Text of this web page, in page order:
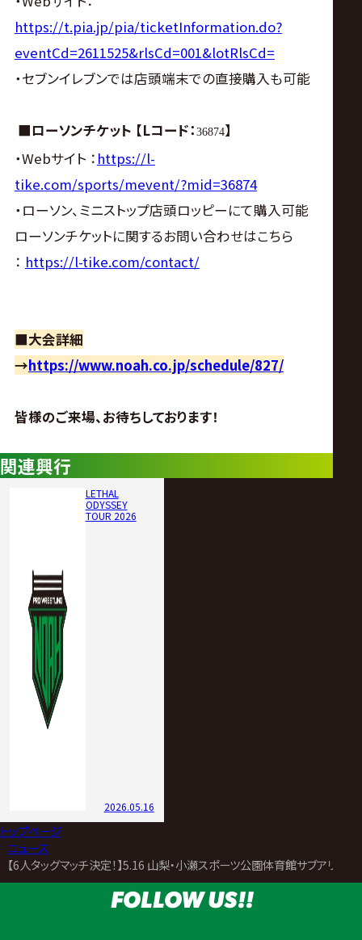
https://t.pia.jp/pia/ticketInformation.do?
eventCd=2611525&rlsCd=001&lotRlsCd=
・セブンイレブンでは店頭端末での直接購入も可能
■ローソンチケット 【Lコード： 36874】
・Webサイト ： https://l-
tike.com/sports/mevent/?mid=36874
・ローソン、ミニストップ店頭ロッピーにて購入可能
ローソンチケットに関するお問い合わせはこちら
： https://l-tike.com/contact/
■大会詳細
→https://www.noah.co.jp/schedule/827/
皆様のご来場、お待ちしております！
関連興行
LETHAL
ODYSSEY
TOUR 2026
2026.05.16
トップページ
ニュース
【6人タッグマッチ決定！】5.16 山梨・小瀬スポーツ公園体育館サブアリ
FOLLOW US!!